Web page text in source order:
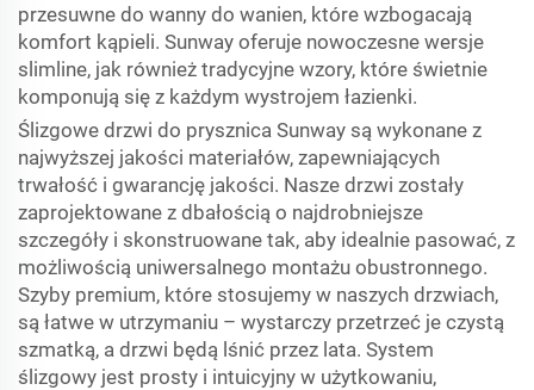
przesuwne do wanny do wanien, które wzbogacają
komfort kąpieli. Sunway oferuje nowoczesne wersje
slimline, jak również tradycyjne wzory, które świetnie
komponują się z każdym wystrojem łazienki.
Ślizgowe drzwi do prysznica Sunway są wykonane z
najwyższej jakości materiałów, zapewniających
trwałość i gwarancję jakości. Nasze drzwi zostały
zaprojektowane z dbałością o najdrobniejsze
szczegóły i skonstruowane tak, aby idealnie pasować, z
możliwością uniwersalnego montażu obustronnego.
Szyby premium, które stosujemy w naszych drzwiach,
są łatwe w utrzymaniu – wystarczy przetrzeć je czystą
szmatką, a drzwi będą lśnić przez lata. System
ślizgowy jest prosty i intuicyjny w użytkowaniu,